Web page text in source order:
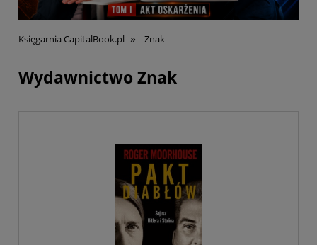
Księgarnia CapitalBook.pl » Znak
Wydawnictwo Znak